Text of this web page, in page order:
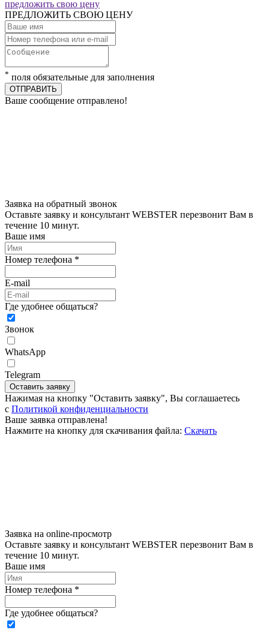
предложить свою цену
ПРЕДЛОЖИТЬ СВОЮ ЦЕНУ
* поля обязательные для заполнения
ОТПРАВИТЬ
Ваше сообщение отправлено!
Заявка на обратный звонок
Оставьте заявку и консультант WEBSTER перезвонит Вам в
течение 10 минут.
Ваше имя
Номер телефона *
E-mail
Где удобнее общаться?
Звонок
WhatsApp
Telegram
Оставить заявку
Нажимая на кнопку "Оставить заявку", Вы соглашаетесь
c Политикой конфиденциальности
Ваше заявка отправлена!
Нажмите на кнопку для скачивания файла: Скачать
Заявка на online-просмотр
Оставьте заявку и консультант WEBSTER перезвонит Вам в
течение 10 минут.
Ваше имя
Номер телефона *
Где удобнее общаться?